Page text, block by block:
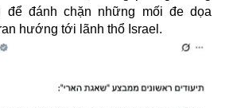
để đánh chặn những mối đe dọa
hướng tới lãnh thổ Israel.